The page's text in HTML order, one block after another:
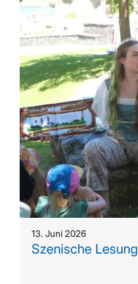
13. Juni 2026
Szenische Lesung